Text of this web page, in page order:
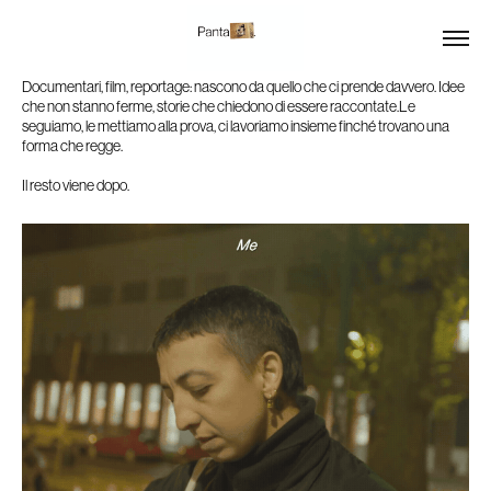
Documentari, film, reportage: nascono da quello che ci prende davvero. Idee
che non stanno ferme, storie che chiedono di essere raccontate.Le
seguiamo, le mettiamo alla prova, ci lavoriamo insieme finché trovano una
forma che regge.
Il resto viene dopo.